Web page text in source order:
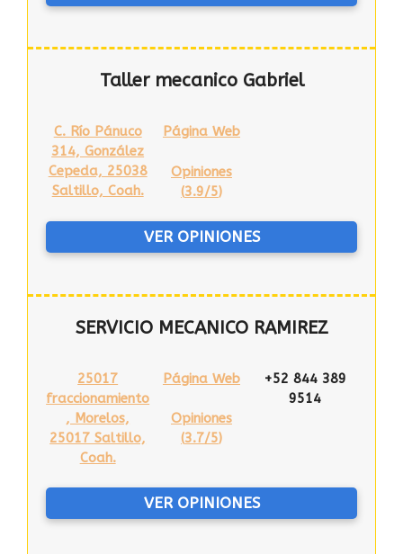
Taller mecanico Gabriel
C. Río Pánuco
314, González
Cepeda, 25038
Saltillo, Coah.
Página Web
Opiniones
(3.9/5)
VER OPINIONES
SERVICIO MECANICO RAMIREZ
25017
fraccionamiento
, Morelos,
25017 Saltillo,
Coah.
Página Web
Opiniones
(3.7/5)
+52 844 389
9514
VER OPINIONES